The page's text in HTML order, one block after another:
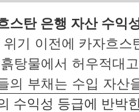
스탄 은행 자산 수익
위기 이전에 카자흐
탕물에서 허우적대
의 부채는 수입 자산
수익성 등급에 반박